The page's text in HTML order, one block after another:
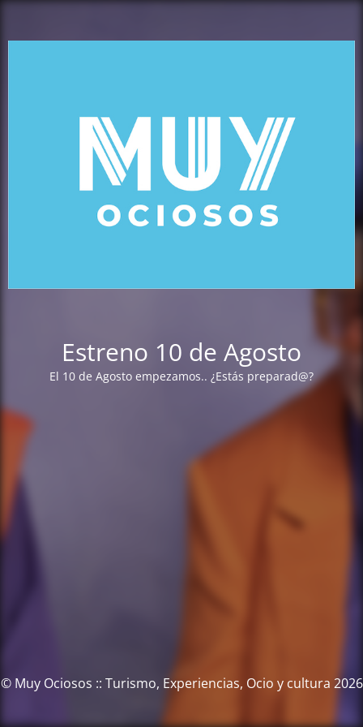
Estreno 10 de Agosto
El 10 de Agosto empezamos.. ¿Estás preparad@?
© Muy Ociosos :: Turismo, Experiencias, Ocio y cultura 2026